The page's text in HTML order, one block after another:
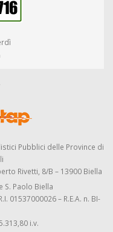
Pubblici delle Province di
Rivetti, 8/B – 13900 Biella
S. Paolo Biella
01537000026 – R.E.A. n. BI-
i.v.